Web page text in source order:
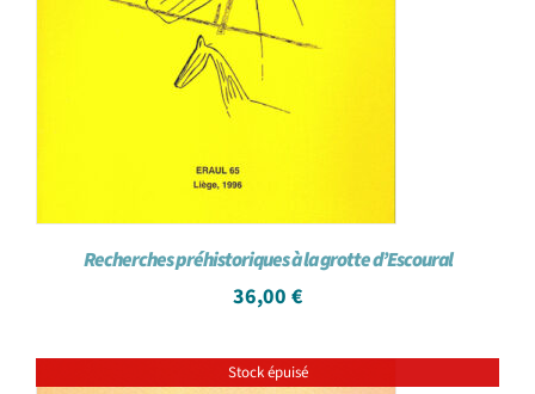
Recherches préhistoriques à la grotte d’Escoural
36,00 €
Stock épuisé